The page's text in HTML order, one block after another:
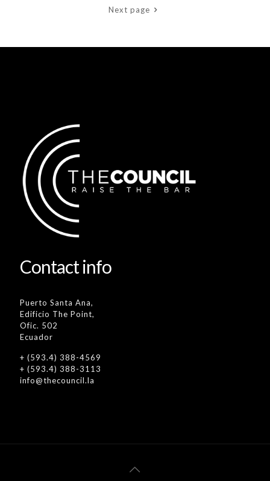
Next page
Contact info
Puerto Santa Ana,
Edificio The Point,
Ofic. 502
Ecuador
+ (593.4) 388-4569
+ (593.4) 388-3113
info@thecouncil.la